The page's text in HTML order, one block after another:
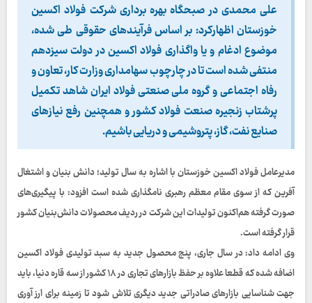
علی محمدی در صبحگاه بهره برداری شرکت فولاد اکسین
خوزستان اظهارکرد: بر اساس فرآیندهای حقوقی طی شده،
موضوع ادغام و یا واگذاری فولاد اکسین در دولت سیزدهم
منتفی شده است تا در چارچوب سهامداری وزارت کار، تعاون و
رفاه اجتماعی و گروه ملی صنعتی فولاد ایران شاهد تکمیل
پرشتاب زنجیره صنعت فولاد کشور و همچنین رفع نیازهای
صنایع نفت، گاز، پتروشیمی و دریایی باشیم.
مدیرعامل فولاد اکسین خوزستان با اشاره به سال تولید؛ دانش بنیان و اشتغال
آفرین که از سوی مقام معظم رهبری نامگذاری شده است افزود: با پیگیری‌های
صورت گرفته هم‌اکنون تولیدات این شرکت در ردیف محصولات دانش‌بنیان کشور
قرار گرفته است.
وی ادامه داد: در سال جاری، پنج محصول جدید به سبد تولیدی فولاد اکسین
اضافه شده که قطعا علاوه بر حفظ بازارهای تجاری در ۱۸ کشور از سه قاره دنیا، باید
جهت شناسایی بازارهای صادراتی جدید دیگری تلاش شود تا زمینه برای ارز آوری